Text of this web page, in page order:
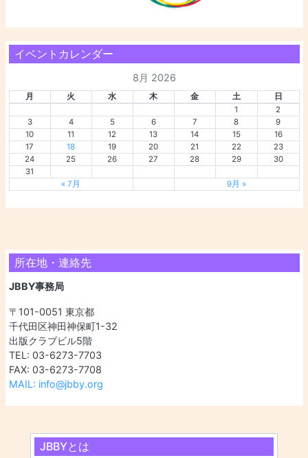
イベントカレンダー
8月 2026
月 火 水 木 金 土
日
1
2
3
4 5 6 7 8
9
10
11 12 13 14 15
16
17
18 19 20 21 22
23
24
25 26 27 28 29
30
31
« 7月
9月 »
所在地・連絡先
JBBY事務局
〒101-0051 東京都
千代田区神田神保町1-32
出版クラブビル5階
TEL: 03-6273-7703
FAX: 03-6273-7708
MAIL: info@jbby.org
JBBYとは